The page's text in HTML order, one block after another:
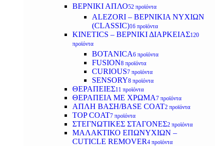
ΒΕΡΝΙΚΙ ΑΠΛΟ52 προϊόντα
ALEZORI – ΒΕΡΝΙΚΙΑ ΝΥΧΙΩΝ
(CLASSIC)16 προϊόντα
KINETICS – ΒΕΡΝΙΚΙ ΔΙΑΡΚΕΙΑΣ120
προϊόντα
BOTANICA6 προϊόντα
FUSION8 προϊόντα
CURIOUS7 προϊόντα
SENSORY8 προϊόντα
ΘΕΡΑΠΕΙΕΣ11 προϊόντα
ΘΕΡΑΠΕΙΑ ΜΕ ΧΡΩΜΑ7 προϊόντα
ΑΠΛΗ ΒΑΣΗ/BASE COAT2 προϊόντα
TOP COAT7 προϊόντα
ΣΤΕΓΝΩΤΙΚΕΣ ΣΤΑΓΟΝΕΣ2 προϊόντα
ΜΑΛΑΚΤΙΚΟ ΕΠΩΝΥΧΙΩΝ –
CUTICLE REMOVER4 προϊόντα